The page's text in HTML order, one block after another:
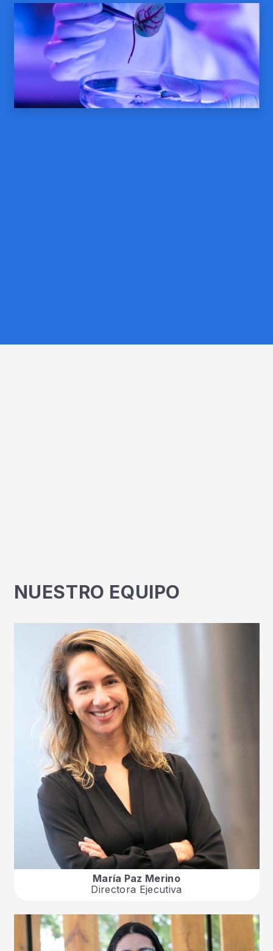
NUESTRO EQUIPO
María Paz Merino
Directora Ejecutiva